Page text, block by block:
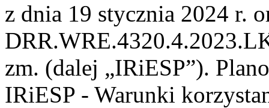
z dnia 19 stycznia 2024 r.
zm. (dalej „IRiESP”).
IRiESP - Warunki